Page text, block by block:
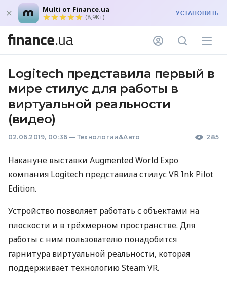
Multi от Finance.ua
(8,9K+) УСТАНОВИТЬ
Logitech представила первый в
мире стилус для работы в
виртуальной реальности
(видео)
02.06.2019, 00:36 — Технологии&Авто 285
Накануне выставки Augmented World Expo
компания Logitech представила стилус VR Ink Pilot
Edition.
Устройство позволяет работать с объектами на
плоскости и в трёхмерном пространстве. Для
работы с ним пользователю понадобится
гарнитура виртуальной реальности, которая
поддерживает технологию Steam VR.